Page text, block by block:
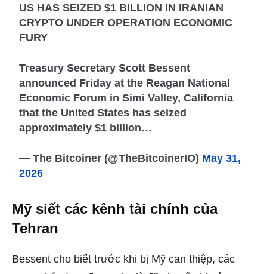
US HAS SEIZED $1 BILLION IN IRANIAN
CRYPTO UNDER OPERATION ECONOMIC
FURY
Treasury Secretary Scott Bessent
announced Friday at the Reagan National
Economic Forum in Simi Valley, California
that the United States has seized
approximately $1 billion…
— The Bitcoiner (@TheBitcoinerIO) May 31,
2026
Mỹ siết các kênh tài chính của
Tehran
Bessent cho biết trước khi bị Mỹ can thiệp, các